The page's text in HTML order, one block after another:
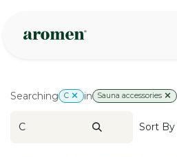
Searching C in Sauna accessories
Sort By